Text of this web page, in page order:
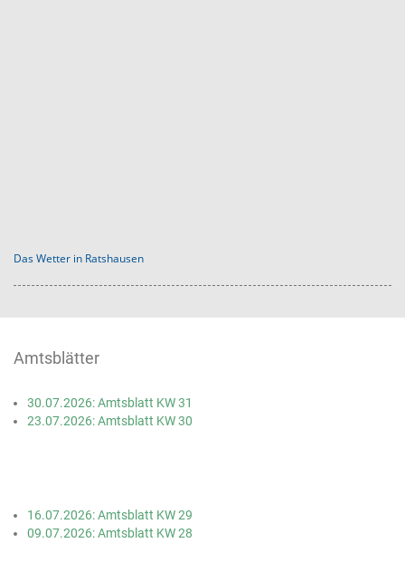
Das Wetter in Ratshausen
Amtsblätter
30.07.2026: Amtsblatt KW 31
23.07.2026: Amtsblatt KW 30
16.07.2026: Amtsblatt KW 29
09.07.2026: Amtsblatt KW 28